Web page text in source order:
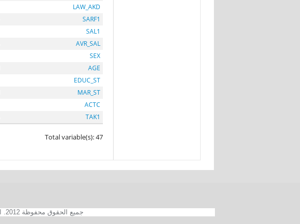
LAW_AKD
SARF1
SAL1
AVR_SAL
SEX
AGE
EDUC_ST
MAR_ST
ACTC
TAK1
Total variable(s): 47
جميع الحقوق محفوظة 2012. الجهاز المركزي للتعبئة العامة والإحصاءات. لمزيد من الاستفسارات الفنية بخصوص الصفحة الالكترونية